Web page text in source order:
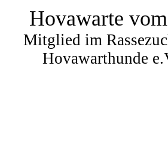
Hovawarte
Mitglied im
Hovawarthunde